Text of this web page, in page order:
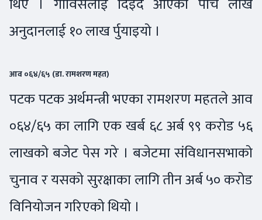
अनुदानलाई १० लाख र्पुयाइयो ।
आव ०६४/६५ (डा. रामशरण महत)
पटक पटक अर्थमन्त्री भएका रामशरण महतले आव
०६४/६५ का लागि एक खर्ब ६८ अर्ब ९९ करोड ५६
लाखको बजेट पेस गरे । बजेटमा संविधानसभाको
चुनाव र यसको सुरक्षाका लागि तीन अर्ब ५० करोड
विनियोजन गरिएको थियो ।